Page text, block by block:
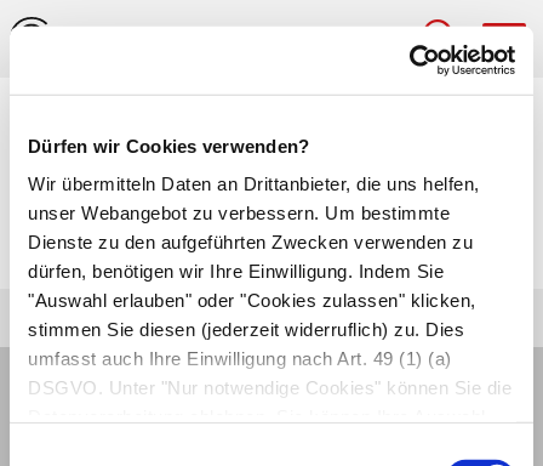
Dürfen wir Cookies verwenden?
Wir übermitteln Daten an Drittanbieter, die uns helfen,
unser Webangebot zu verbessern. Um bestimmte
Dienste zu den aufgeführten Zwecken verwenden zu
dürfen, benötigen wir Ihre Einwilligung. Indem Sie
"Auswahl erlauben" oder "Cookies zulassen" klicken,
stimmen Sie diesen (jederzeit widerruflich) zu. Dies
umfasst auch Ihre Einwilligung nach Art. 49 (1) (a)
DSGVO. Unter "Nur notwendige Cookies" können Sie die
Hypochylie
Verringerte Magensaftbildung.